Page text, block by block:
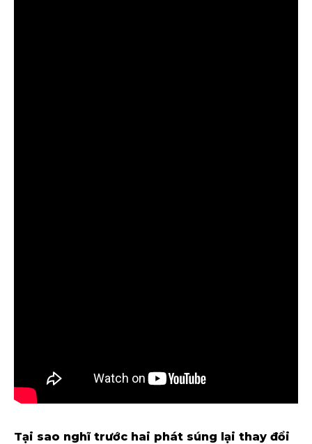
Tại sao nghĩ trước hai phát súng lại thay đổi